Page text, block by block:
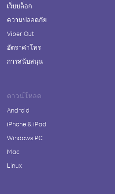
เว็บบล็อก
ความปลอดภัย
Viber Out
อัตราค่าโทร
การสนับสนุน
ดาวน์โหลด
Android
iPhone & iPad
Windows PC
Mac
Linux